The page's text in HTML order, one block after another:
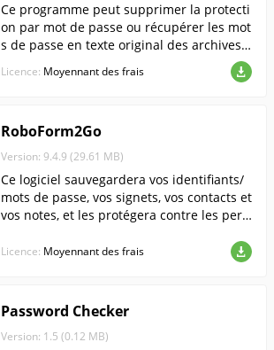
Ce programme peut supprimer la protecti
on par mot de passe ou récupérer les mot
s de passe en texte original des archives Z
IP ou RAR créées avec PKZip, WinZip, RAR
ou WinRAR.
Licence: Moyennant des frais
RoboForm2Go
Version: 9.4.9 (29.61 MB)
Ce logiciel sauvegardera vos identifiants/
mots de passe, vos signets, vos contacts et
vos notes, et les protégera contre les pers
e vous connecter rapidement à vos compt
es grâce à sa fonction de remplissage aut
Licence: Moyennant des frais
Password Checker
Version: 1.5 (0.12 MB)